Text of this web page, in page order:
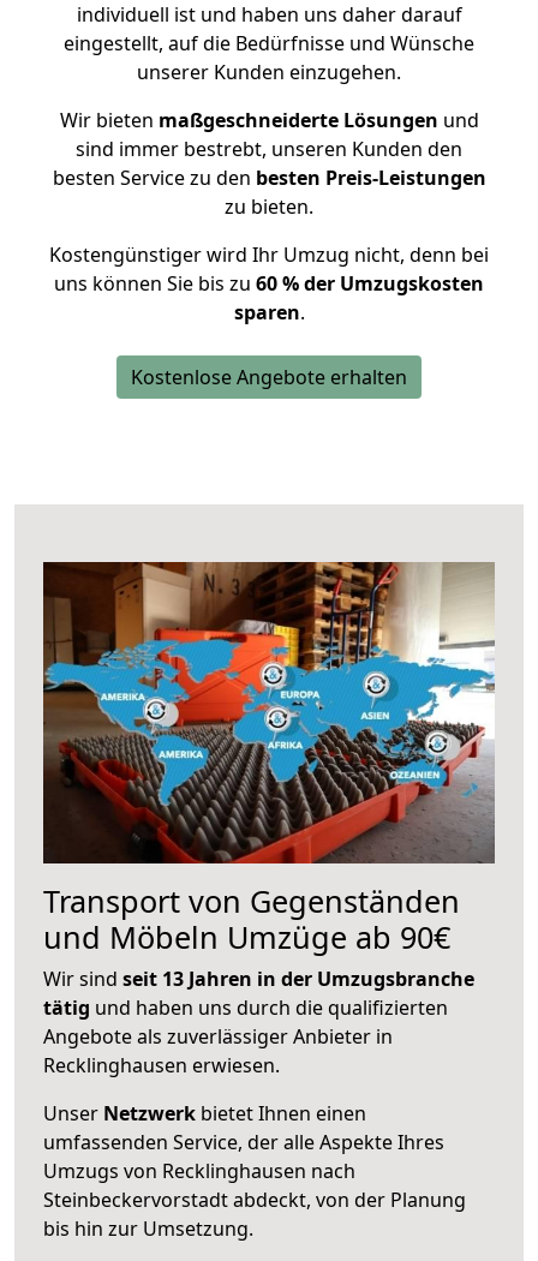
individuell ist und haben uns daher darauf
eingestellt, auf die Bedürfnisse und Wünsche
unserer Kunden einzugehen.
Wir bieten maßgeschneiderte Lösungen und
sind immer bestrebt, unseren Kunden den
besten Service zu den besten Preis-Leistungen
zu bieten.
Kostengünstiger wird Ihr Umzug nicht, denn bei
uns können Sie bis zu 60 % der Umzugskosten
sparen.
Kostenlose Angebote erhalten
Transport von Gegenständen
und Möbeln Umzüge ab 90€
Wir sind seit 13 Jahren in der Umzugsbranche
tätig und haben uns durch die qualifizierten
Angebote als zuverlässiger Anbieter in
Recklinghausen erwiesen.
Unser Netzwerk bietet Ihnen einen
umfassenden Service, der alle Aspekte Ihres
Umzugs von Recklinghausen nach
Steinbeckervorstadt abdeckt, von der Planung
bis hin zur Umsetzung.